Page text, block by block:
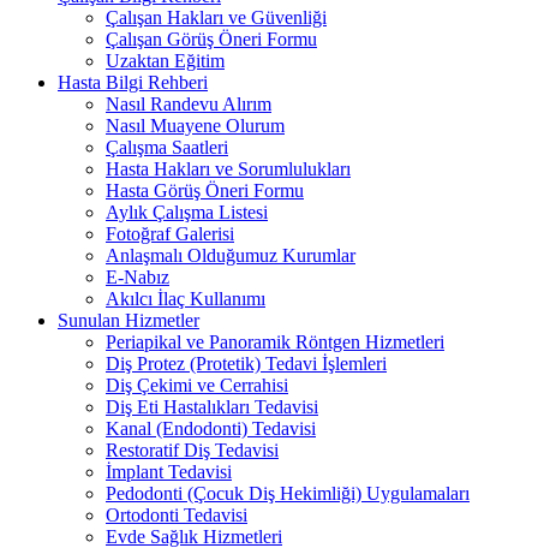
Çalışan Hakları ve Güvenliği
Çalışan Görüş Öneri Formu
Uzaktan Eğitim
Hasta Bilgi Rehberi
Nasıl Randevu Alırım
Nasıl Muayene Olurum
Çalışma Saatleri
Hasta Hakları ve Sorumlulukları
Hasta Görüş Öneri Formu
Aylık Çalışma Listesi
Fotoğraf Galerisi
Anlaşmalı Olduğumuz Kurumlar
E-Nabız
Akılcı İlaç Kullanımı
Sunulan Hizmetler
Periapikal ve Panoramik Röntgen Hizmetleri
Diş Protez (Protetik) Tedavi İşlemleri
Diş Çekimi ve Cerrahisi
Diş Eti Hastalıkları Tedavisi
Kanal (Endodonti) Tedavisi
Restoratif Diş Tedavisi
İmplant Tedavisi
Pedodonti (Çocuk Diş Hekimliği) Uygulamaları
Ortodonti Tedavisi
Evde Sağlık Hizmetleri